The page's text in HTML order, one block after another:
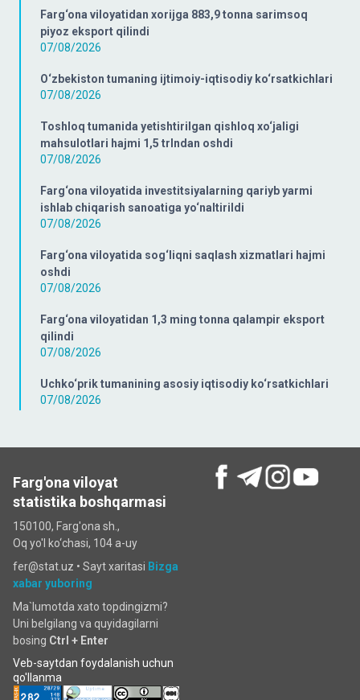
Farg‘ona viloyatidan xorijga 883,9 tonna sarimsoq
piyoz eksport qilindi
07/08/2026
O‘zbekiston tumaning ijtimoiy-iqtisodiy ko‘rsatkichlari
07/08/2026
Toshloq tumanida yetishtirilgan qishloq xo‘jaligi
mahsulotlari hajmi 1,5 trlndan oshdi
07/08/2026
Farg‘ona viloyatida investitsiyalarning qariyb yarmi
ishlab chiqarish sanoatiga yo‘naltirildi
07/08/2026
Farg‘ona viloyatida sog‘liqni saqlash xizmatlari hajmi
oshdi
07/08/2026
Farg‘ona viloyatidan 1,3 ming tonna qalampir eksport
qilindi
07/08/2026
Uchko‘prik tumanining asosiy iqtisodiy ko‘rsatkichlari
07/08/2026
Farg'ona viloyat
statistika boshqarmasi
150100, Farg'ona sh.,
Oq yo'l ko‘chаsi, 104 a-uy
fer@stat.uz • Sayt xaritasi Bizga
xabar yuboring
Ma`lumotda xato topdingizmi?
Uni belgilang va quyidagilarni
bosing Ctrl + Enter
Veb-saytdan foydalanish uchun
qo'llanma